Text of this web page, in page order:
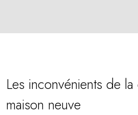
Les inconvénients de
maison neuve